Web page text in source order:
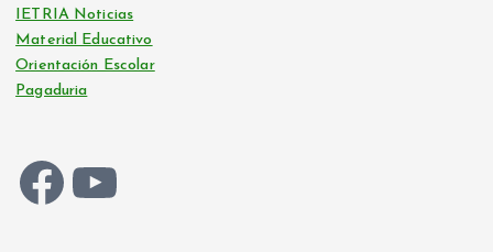
IETRIA Noticias
Material Educativo
Orientación Escolar
Pagaduria
Facebook YouTube